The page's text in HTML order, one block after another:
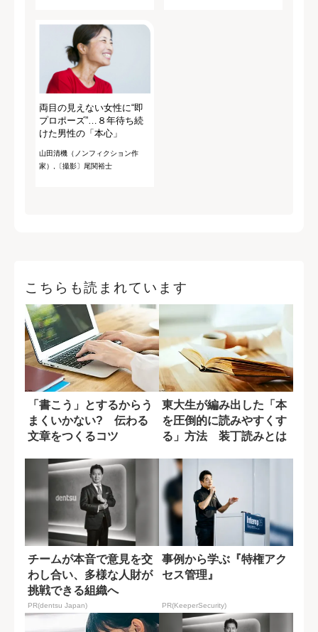
両目の見えない女性に“即
プロポーズ”…８年待ち続
けた男性の「本心」
山田清機（ノンフィクション作
家）,〔撮影〕尾関裕士
こちらも読まれています
「書こう」とするからう
まくいかない? 伝わる
文章をつくるコツ
東大生が編み出した「本
を圧倒的に読みやすくす
る」方法 装丁読みとは
チームが本音で意見を交
わし合い、多様な人財が
挑戦できる組織へ
PR(dentsu Japan)
事例から学ぶ『特権アク
セス管理』
PR(KeeperSecurity)